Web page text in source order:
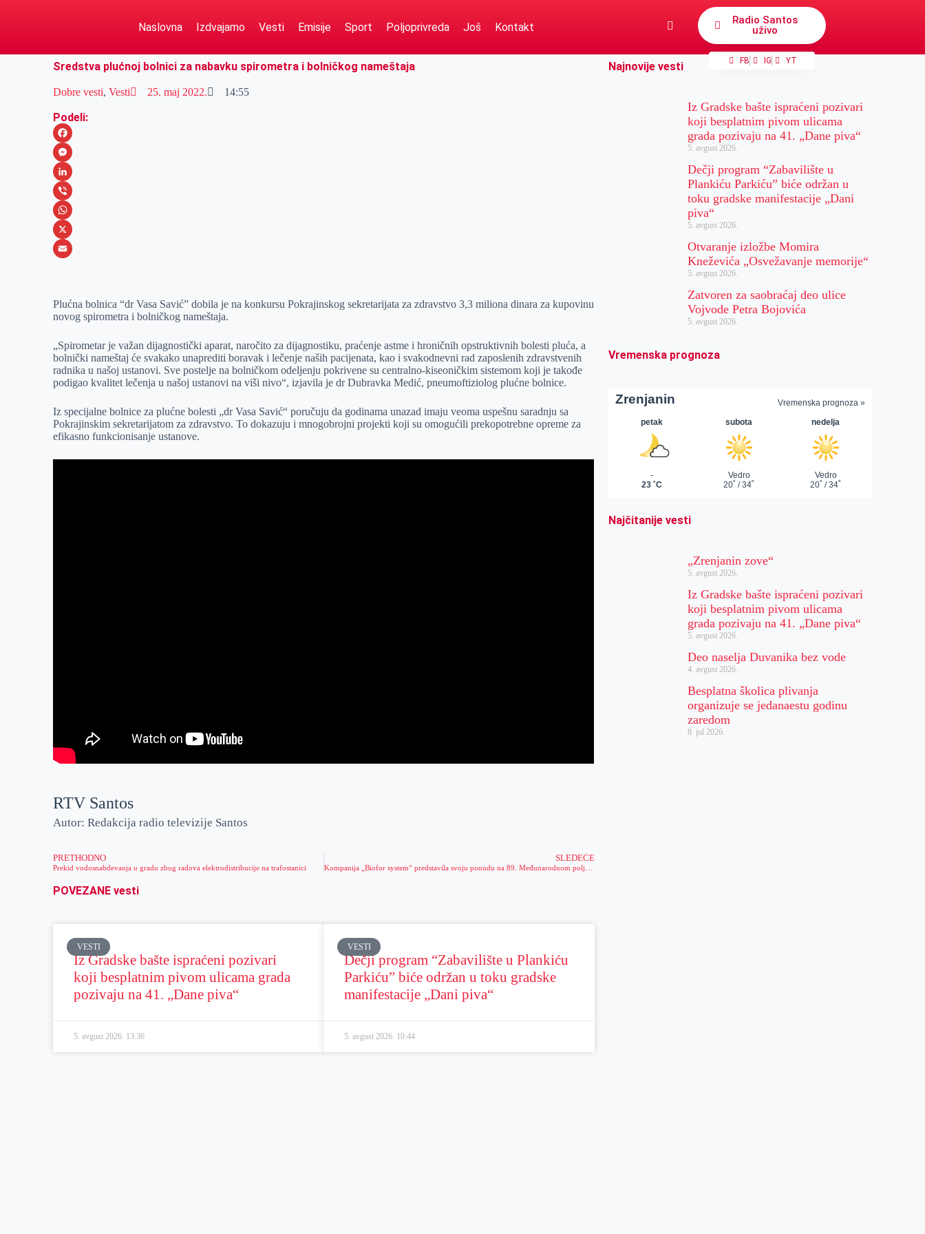
Naslovna Izdvajamo Vesti Emisije Sport Poljoprivreda Još Kontakt
Radio Santos
uživo
FB IG YT
Sredstva plućnoj bolnici za nabavku spirometra i bolničkog nameštaja
Dobre vesti,Vesti 25. maj 2022. 14:55
Podeli:
F
a
c
e
b
o
M
e
s
s
e
e
L
i
n
k
I
V
i
b
W
h
s
p
p
X
a
Plućna bolnica “dr Vasa Savić” dobila je na konkursu Pokrajinskog sekretarijata za zdravstvo 3,3 miliona dinara za kupovinu
novog spirometra i bolničkog nameštaja.
„Spirometar je važan dijagnostički aparat, naročito za dijagnostiku, praćenje astme i hroničnih opstruktivnih bolesti pluća, a
bolnički nameštaj će svakako unaprediti boravak i lečenje naših pacijenata, kao i svakodnevni rad zaposlenih zdravstvenih
radnika u našoj ustanovi. Sve postelje na bolničkom odeljenju pokrivene su centralno-kiseoničkim sistemom koji je takođe
podigao kvalitet lečenja u našoj ustanovi na viši nivo“, izjavila je dr Dubravka Medić, pneumoftiziolog plućne bolnice.
Iz specijalne bolnice za plućne bolesti „dr Vasa Savić“ poručuju da godinama unazad imaju veoma uspešnu saradnju sa
Pokrajinskim sekretarijatom za zdravstvo. To dokazuju i mnogobrojni projekti koji su omogućili prekopotrebne opreme za
efikasno funkcionisanje ustanove.
RTV Santos
Autor: Redakcija radio televizije Santos
PRETHODNO
Prekid vodosnabdevanja u gradu zbog radova elektrodistribucije na trafostanici
SLEDEĆE
POVEZANE vesti
VESTI
Iz Gradske bašte ispraćeni pozivari
koji besplatnim pivom ulicama grada
pozivaju na 41. „Dane piva“
5. avgust 2026. 13:36
VESTI
Dečji program “Zabavilište u Plankiću
Parkiću” biće održan u toku gradske
manifestacije „Dani piva“
5. avgust 2026. 10:44
Najnovije vesti
Iz Gradske bašte ispraćeni pozivari
koji besplatnim pivom ulicama
grada pozivaju na 41. „Dane piva“
5. avgust 2026.
Dečji program “Zabavilište u
Plankiću Parkiću” biće održan u
toku gradske manifestacije „Dani
piva“
5. avgust 2026.
Otvaranje izložbe Momira
Kneževića „Osvežavanje memorije“
5. avgust 2026.
Zatvoren za saobraćaj deo ulice
Vojvode Petra Bojovića
5. avgust 2026.
Vremenska prognoza
Najčitanije vesti
„Zrenjanin zove“
5. avgust 2026.
Iz Gradske bašte ispraćeni pozivari
koji besplatnim pivom ulicama
grada pozivaju na 41. „Dane piva“
5. avgust 2026.
Deo naselja Duvanika bez vode
4. avgust 2026.
Besplatna školica plivanja
organizuje se jedanaestu godinu
zaredom
8. jul 2026.